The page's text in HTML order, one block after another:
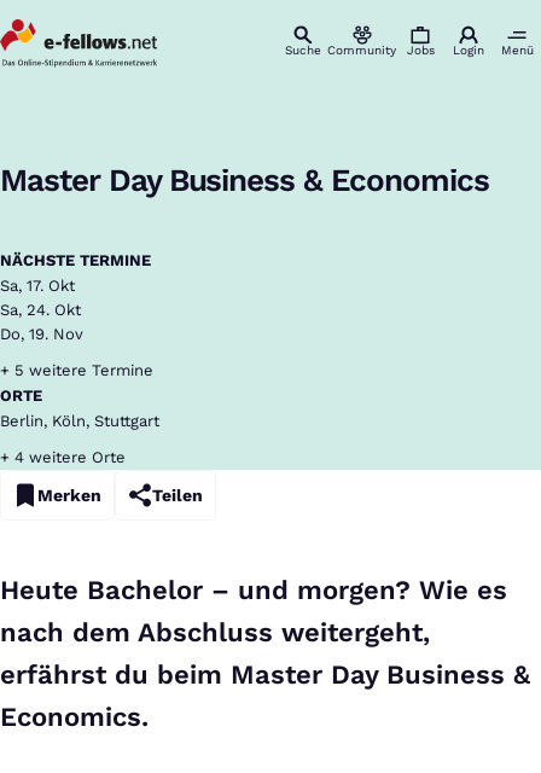
Suche Community Jobs Login Menü
Master Day Business & Economics
NÄCHSTE TERMINE
Sa, 17. Okt
Sa, 24. Okt
Do, 19. Nov
+ 5 weitere Termine
ORTE
Berlin, Köln, Stuttgart
+ 4 weitere Orte
Merken Teilen
Heute Bachelor – und morgen? Wie es
nach dem Abschluss weitergeht,
erfährst du beim Master Day Business &
Economics.